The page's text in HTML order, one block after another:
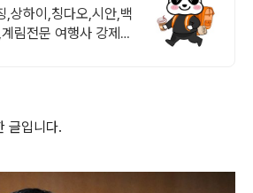
,상하이,칭다오,시안,백
림전문 여행사 강제쇼
글입니다.